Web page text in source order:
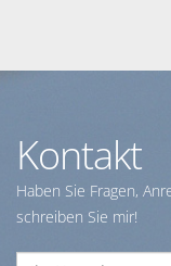
Kontakt
Haben Sie Fragen,
schreiben Sie mir!